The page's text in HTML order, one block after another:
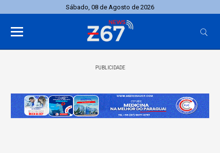
Sábado, 08 de Agosto de 2026
PUBLICIDADE